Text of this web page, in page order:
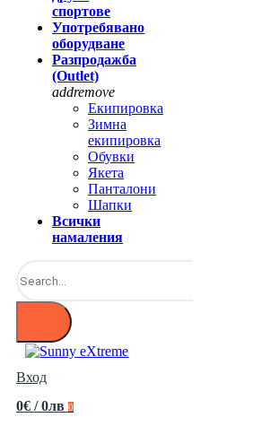
спортове
Употребявано
оборудване
Разпродажба
(Outlet)
addremove
Екипировка
Зимна
екипировка
Обувки
Якета
Панталони
Шапки
Всички
намаления
Вход
0€ / 0лв 0